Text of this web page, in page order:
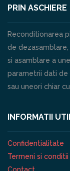
PRIN ASCHIERE
Reconditionarea
de
si asamblare a
parametrii dati de
sau uneori chiar
INFORMATII
Confidentialitate
Termeni si conditii
Contact